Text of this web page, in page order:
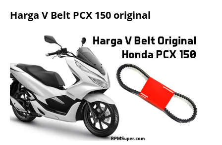
Harga V Belt PCX 150 original